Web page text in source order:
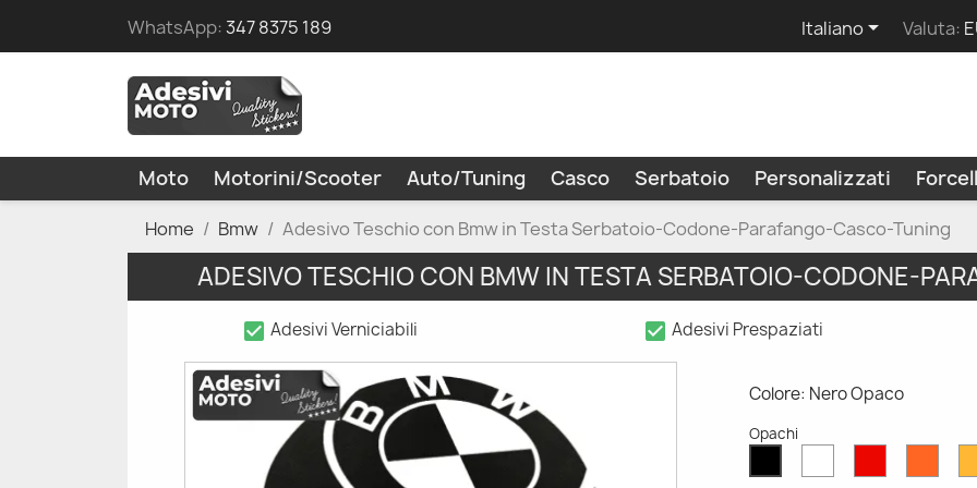
WhatsApp:347 8375 189 Italiano Valuta:
Moto Motorini/Scooter Auto/Tuning Casco Serbatoio Personalizzati
Home Bmw Adesivo Teschio con Bmw in Testa Serbatoio-Codone-Parafango-Casco-Tuning
ADESIVO TESCHIO CON BMW IN TESTA SERBATOIO-CODONE-
check_box Adesivi Verniciabili check_box Adesivi Prespaziati
Colore: Nero Opaco
Opachi
Opaco OpacoOpaco